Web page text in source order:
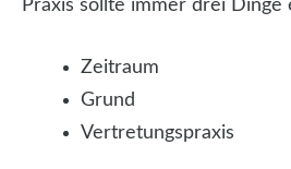
Praxis sollte immer drei Dinge
Zeitraum
Grund
Vertretungspraxis